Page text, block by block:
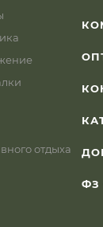
отдыха
ФЗ